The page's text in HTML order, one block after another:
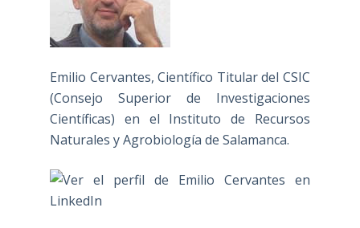
Emilio Cervantes, Científico Titular del CSIC
(Consejo Superior de Investigaciones
Científicas) en el Instituto de Recursos
Naturales y Agrobiología de Salamanca.